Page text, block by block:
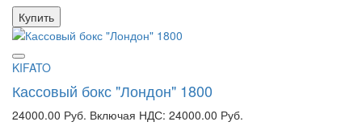
Купить
KIFATO
Кассовый бокс "Лондон" 1800
24000.00 Руб. Включая НДС: 24000.00 Руб.